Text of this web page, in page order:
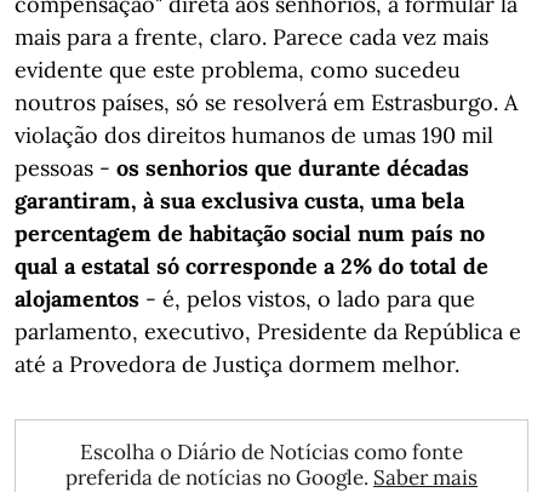
mais para a frente, claro. Parece cada vez mais
evidente que este problema, como sucedeu
noutros países, só se resolverá em Estrasburgo. A
violação dos direitos humanos de umas 190 mil
pessoas - os senhorios que durante décadas
garantiram, à sua exclusiva custa, uma bela
percentagem de habitação social num país no
qual a estatal só corresponde a 2% do total de
alojamentos - é, pelos vistos, o lado para que
parlamento, executivo, Presidente da República e
até a Provedora de Justiça dormem melhor.
Escolha o Diário de Notícias como fonte
preferida de notícias no Google. Saber mais